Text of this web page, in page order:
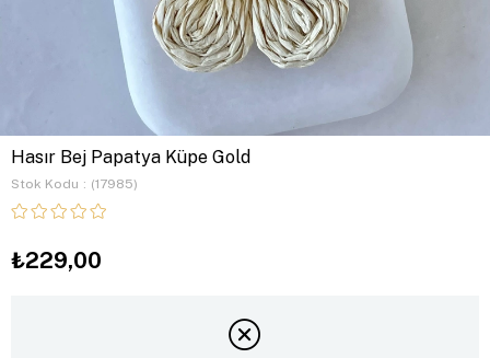
Hasır Bej Papatya Küpe Gold
Stok Kodu (17985)
₺229,00